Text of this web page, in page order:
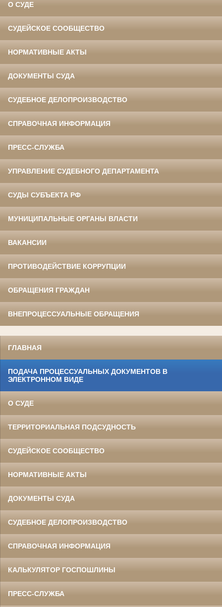
О СУДЕ
СУДЕЙСКОЕ СООБЩЕСТВО
НОРМАТИВНЫЕ АКТЫ
ДОКУМЕНТЫ СУДА
СУДЕБНОЕ ДЕЛОПРОИЗВОДСТВО
СПРАВОЧНАЯ ИНФОРМАЦИЯ
ПРЕСС-СЛУЖБА
УПРАВЛЕНИЕ СУДЕБНОГО ДЕПАРТАМЕНТА
СУДЫ СУБЪЕКТА РФ
МУНИЦИПАЛЬНЫЕ ОРГАНЫ ВЛАСТИ
ВАКАНСИИ
ПРОТИВОДЕЙСТВИЕ КОРРУПЦИИ
ОБРАЩЕНИЯ ГРАЖДАН
ВНЕПРОЦЕССУАЛЬНЫЕ ОБРАЩЕНИЯ
ГЛАВНАЯ
ПОДАЧА ПРОЦЕССУАЛЬНЫХ ДОКУМЕНТОВ В
ЭЛЕКТРОННОМ ВИДЕ
О СУДЕ
ТЕРРИТОРИАЛЬНАЯ ПОДСУДНОСТЬ
СУДЕЙСКОЕ СООБЩЕСТВО
НОРМАТИВНЫЕ АКТЫ
ДОКУМЕНТЫ СУДА
СУДЕБНОЕ ДЕЛОПРОИЗВОДСТВО
СПРАВОЧНАЯ ИНФОРМАЦИЯ
КАЛЬКУЛЯТОР ГОСПОШЛИНЫ
ПРЕСС-СЛУЖБА